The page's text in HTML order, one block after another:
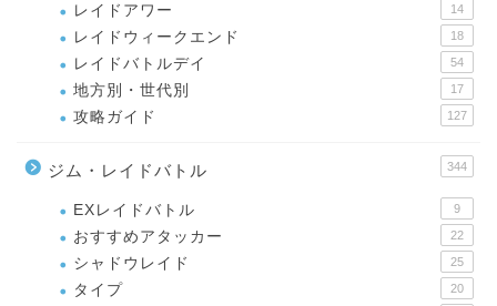
レイドアワー 14
レイドウィークエンド 18
レイドバトルデイ 54
地方別・世代別 17
攻略ガイド 127
ジム・レイドバトル 344
EXレイドバトル 9
おすすめアタッカー 22
シャドウレイド 25
タイプ 20